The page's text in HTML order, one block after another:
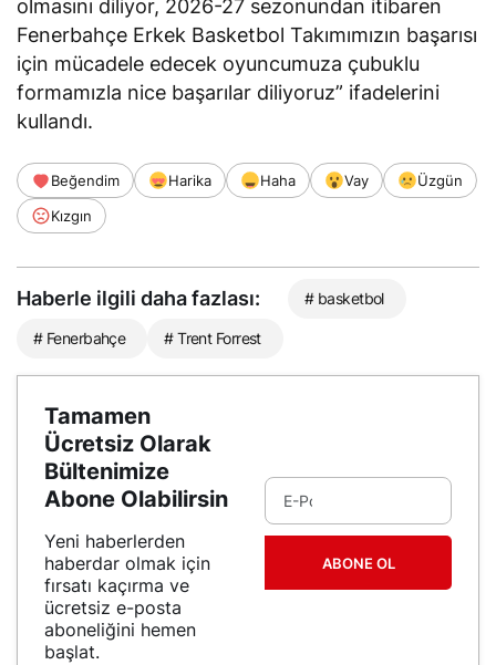
olmasını diliyor, 2026-27 sezonundan itibaren
Fenerbahçe Erkek Basketbol Takımımızın başarısı
için mücadele edecek oyuncumuza çubuklu
formamızla nice başarılar diliyoruz” ifadelerini
kullandı.
Beğendim Harika Haha Vay
Üzgün
Kızgın
Haberle ilgili daha fazlası: # basketbol
# Fenerbahçe # Trent Forrest
Tamamen
Ücretsiz Olarak
Bültenimize
Abone Olabilirsin
Yeni haberlerden
haberdar olmak için
fırsatı kaçırma ve
ücretsiz e-posta
aboneliğini hemen
başlat.
ABONE OL